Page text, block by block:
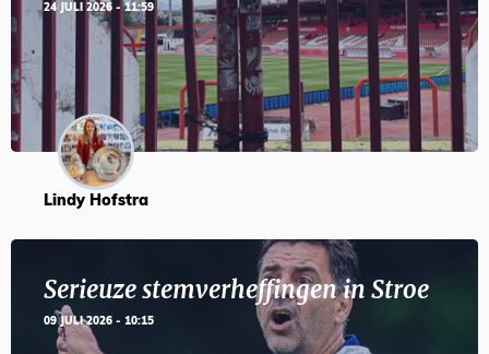
24 JULI 2026 - 11:59
Lindy Hofstra
Serieuze stemverheffingen in Stroe
09 JULI 2026 - 10:15